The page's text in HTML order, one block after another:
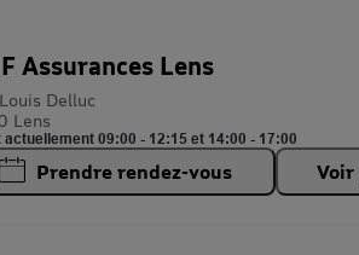
Assurances Lens
Delluc
Lens
actuellement 09:00 - 12:15 et 14:00 - 17:00
Prendre rendez-vous Voir